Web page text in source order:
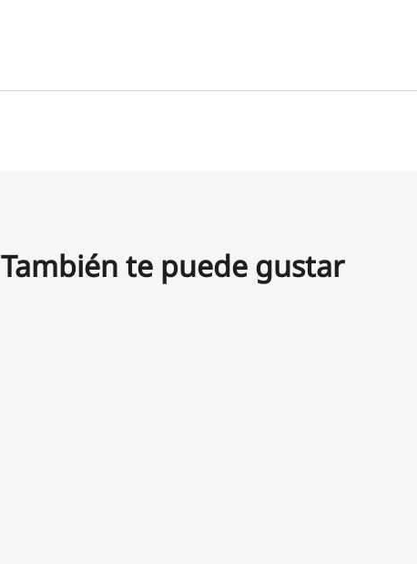
También te puede gustar